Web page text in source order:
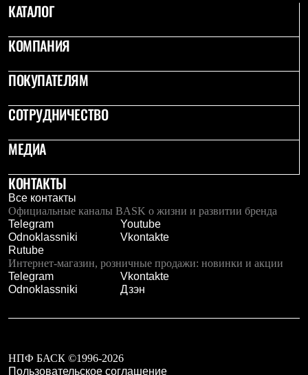
КАТАЛОГ
КОМПАНИЯ
ПОКУПАТЕЛЯМ
СОТРУДНИЧЕСТВО
МЕДИА
КОНТАКТЫ
Все контакты
Официальные каналы BASK о жизни и развитии бренда
Telegram
Youtube
Odnoklassniki
Vkontakte
Rutube
Интернет-магазин, розничные продажи: новинки и акции
Telegram
Vkontakte
Odnoklassniki
Дзэн
НПФ БАСК ©1996-2026
Пользовательское соглашение